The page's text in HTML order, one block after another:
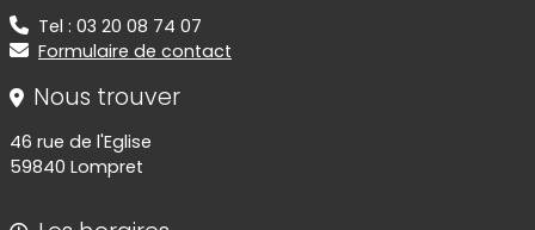
Tel : 03 20 08 74 07
Formulaire de contact
Nous trouver
46 rue de l'Eglise
59840 Lompret